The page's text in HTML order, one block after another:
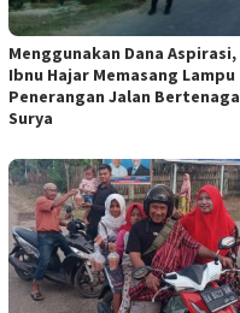
Menggunakan Dana Aspirasi,
Ibnu Hajar Memasang Lampu
Penerangan Jalan Bertenaga
Surya